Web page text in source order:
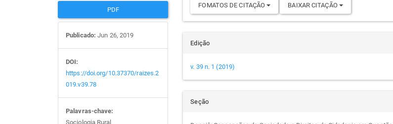
PDF
Publicado: Jun 26, 2019
DOI:
https://doi.org/10.37370/raizes.2
019.v39.78
Palavras-chave:
Sociologia Rural
FOMATOS DE CITAÇÃO BAIXAR CITAÇÃO
Edição
v. 39 n. 1 (2019)
Seção